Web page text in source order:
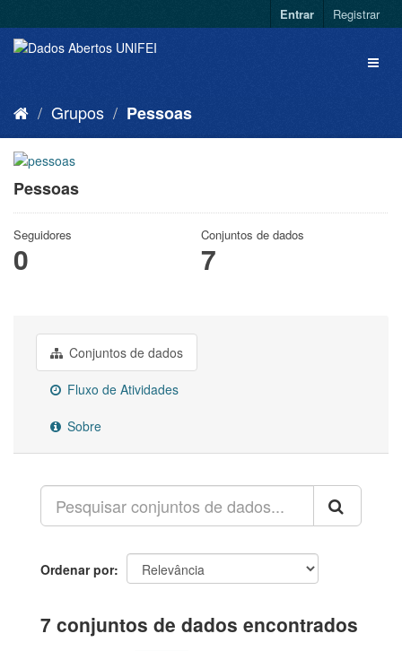
Entrar Registrar
Grupos Pessoas
Pessoas
Seguidores
0
Conjuntos de dados
7
Conjuntos de dados
Fluxo de Atividades
Sobre
Ordenar por
7 conjuntos de dados encontrados